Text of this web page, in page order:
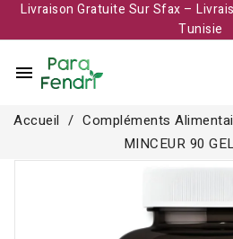
Livraison Gratuite Sur Sfax –
Tunisie​
menu
Accueil Compléments
MINCEUR 90